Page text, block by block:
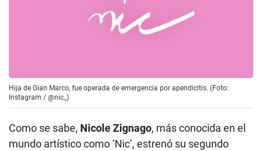
Hija de Gian Marco, fue operada de emergencia por apendicitis. (Foto:
Instagram / @nic_)
Como se sabe, Nicole Zignago, más conocida en el
mundo artístico como ‘Nic’, estrenó su segundo